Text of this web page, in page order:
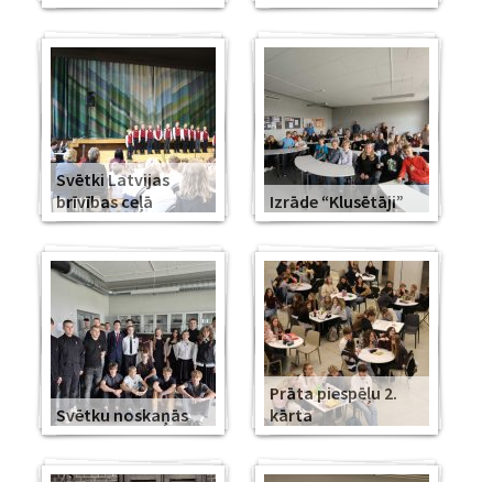
Svētki Latvijas
brīvības ceļā
Izrāde “Klusētāji”
Svētku noskaņās
Prāta piespēļu 2.
kārta